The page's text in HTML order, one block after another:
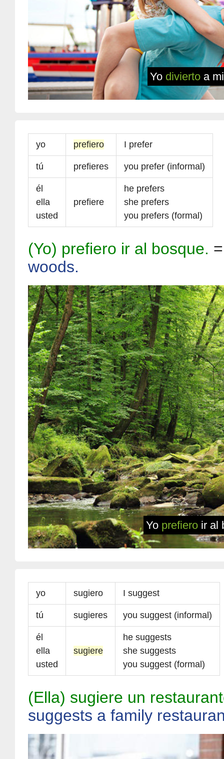
Yo divierto a
yo prefiero I prefer
tú prefieres you prefer (informal)
él
ella
usted
prefiere
he prefers
she prefers
you prefers (formal)
(Yo) prefiero ir al bosque.
woods.
Yo prefiero ir al
yo sugiero I suggest
tú sugieres you suggest (informal)
él
ella
usted
sugiere
he suggests
she suggests
you suggest (formal)
(Ella) sugiere un
suggests a family